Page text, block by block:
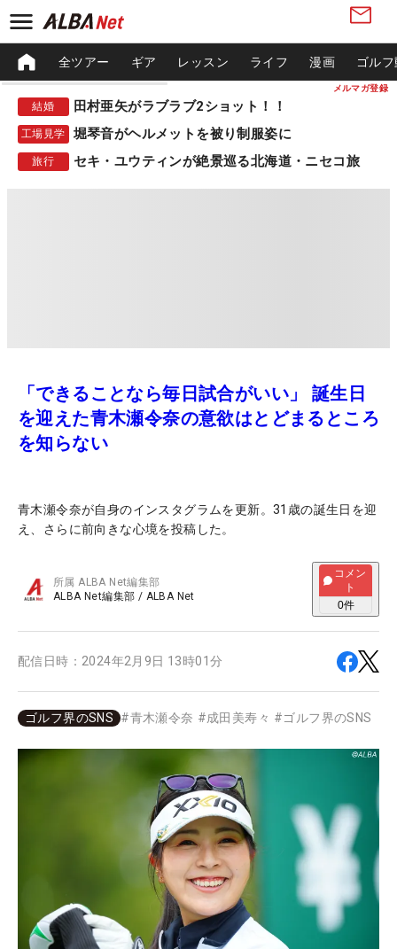
メルマガ登録
全ツアー ギア レッスン ライフ 漫画 ゴル
結婚 田村亜矢がラブラブ2ショット！！
工場見学 堀琴音がヘルメットを被り制服姿に
旅行 セキ・ユウティンが絶景巡る北海道・ニセコ旅
「できることなら毎日試合がいい」 誕生日
を迎えた青木瀬令奈の意欲はとどまるところ
を知らない
青木瀬令奈が自身のインスタグラムを更新。31歳の誕生日を迎
え、さらに前向きな心境を投稿した。
所属ALBA Net編集部
ALBA Net編集部 / ALBA Net
コメン
ト
0件
配信日時： 2024年2月9日 13時01分
ゴルフ界のSNS #青木瀬令奈 #成田美寿々 #ゴルフ界のSNS